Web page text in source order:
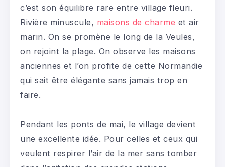
c’est son équilibre rare entre village fleuri.
Rivière minuscule, maisons de charme et air
marin. On se promène le long de la Veules,
on rejoint la plage. On observe les maisons
anciennes et l’on profite de cette Normandie
qui sait être élégante sans jamais trop en
faire.
Pendant les ponts de mai, le village devient
une excellente idée. Pour celles et ceux qui
veulent respirer l’air de la mer sans tomber